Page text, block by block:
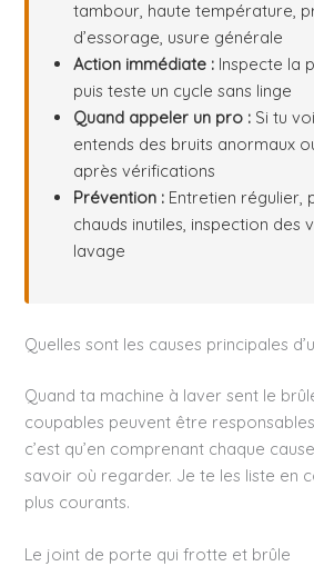
tambour, haute température,
d’essorage, usure générale
Action immédiate : Inspecte la
puis teste un cycle sans linge
Quand appeler un pro : Si tu
entends des bruits anormaux
après vérifications
Prévention : Entretien régulier,
chauds inutiles, inspection des
lavage
Quelles sont les causes principales
Quand ta machine à laver sent le
coupables peuvent être
c’est qu’en comprenant chaque
savoir où regarder. Je te les liste en
plus courants.
Le joint de porte qui frotte et brûle